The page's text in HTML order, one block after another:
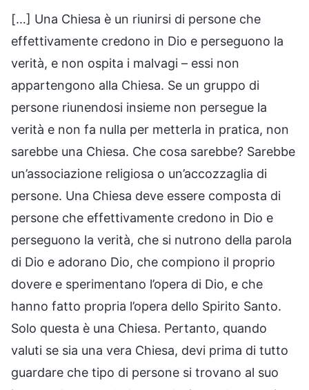
[…] Una Chiesa è un riunirsi di persone che
effettivamente credono in Dio e perseguono la
verità, e non ospita i malvagi – essi non
appartengono alla Chiesa. Se un gruppo di
persone riunendosi insieme non persegue la
verità e non fa nulla per metterla in pratica, non
sarebbe una Chiesa. Che cosa sarebbe? Sarebbe
un’associazione religiosa o un’accozzaglia di
persone. Una Chiesa deve essere composta di
persone che effettivamente credono in Dio e
perseguono la verità, che si nutrono della parola
di Dio e adorano Dio, che compiono il proprio
dovere e sperimentano l’opera di Dio, e che
hanno fatto propria l’opera dello Spirito Santo.
Solo questa è una Chiesa. Pertanto, quando
valuti se sia una vera Chiesa, devi prima di tutto
guardare che tipo di persone si trovano al suo